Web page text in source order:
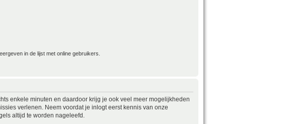
in de lijst met online gebruikers.
enkele minuten en daardoor krijg je ook veel meer mogelijkheden
verlenen. Neem voordat je inlogt eerst kennis van onze
altijd te worden nageleefd.